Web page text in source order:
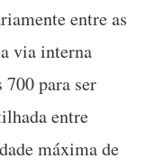
entre as
via interna
para ser
entre
máxima de